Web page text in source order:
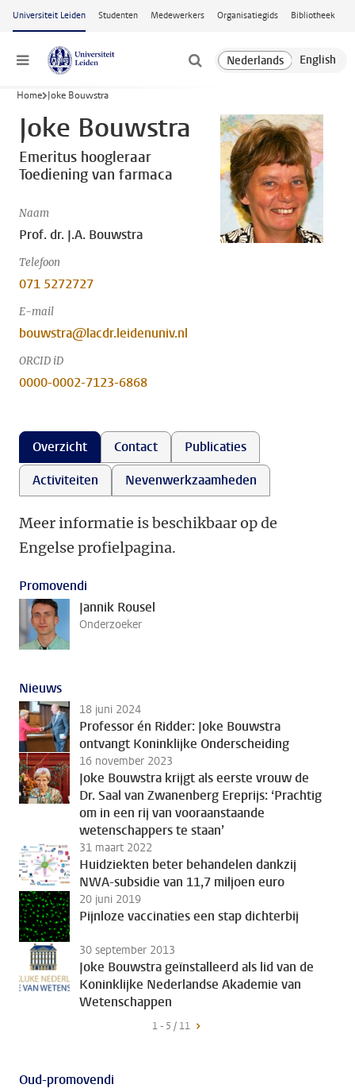
Ga naar hoofdinhoud
Universiteit Leiden Studenten Medewerkers Organisatiegids Bibliotheek
Menu
Home Joke Bouwstra
Joke Bouwstra
Emeritus hoogleraar
Toediening van farmaca
Naam
Prof. dr. J.A. Bouwstra
Telefoon
071 5272727
E-mail
bouwstra@lacdr.leidenuniv.nl
ORCID iD
0000-0002-7123-6868
Overzicht Contact
Publicaties
Activiteiten
Nevenwerkzaamheden
Meer informatie is beschikbaar op de
Engelse profielpagina.
Promovendi
Jannik Rousel
Onderzoeker
Nieuws
18 juni 2024
Professor én Ridder: Joke Bouwstra
ontvangt Koninklijke Onderscheiding
16 november 2023
Joke Bouwstra krijgt als eerste vrouw de
Dr. Saal van Zwanenberg Ereprijs: ‘Prachtig
om in een rij van vooraanstaande
wetenschappers te staan’
31 maart 2022
Huidziekten beter behandelen dankzij
NWA-subsidie van 11,7 miljoen euro
20 juni 2019
Pijnloze vaccinaties een stap dichterbij
30 september 2013
Joke Bouwstra geïnstalleerd als lid van de
Koninklijke Nederlandse Akademie van
Wetenschappen
1 - 5 / 11
Oud-promovendi